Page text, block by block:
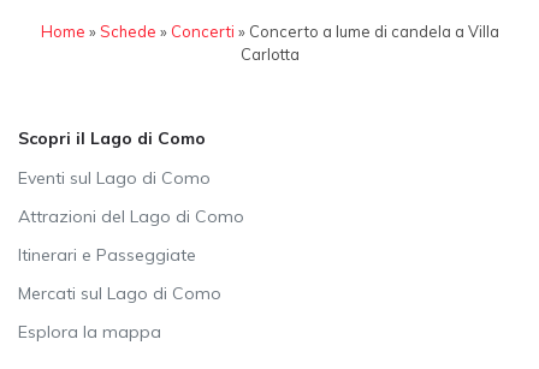
Home »Schede » Concerti » Concerto a lume di candela a Villa
Carlotta
Scopri il Lago di Como
Eventi sul Lago di Como
Attrazioni del Lago di Como
Itinerari e Passeggiate
Mercati sul Lago di Como
Esplora la mappa